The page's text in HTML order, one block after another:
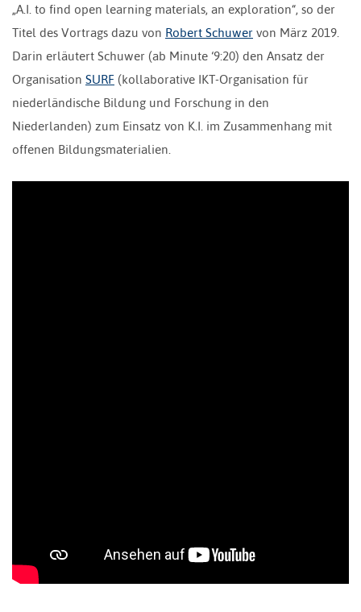
„A.I. to find open learning materials, an exploration“, so der
Titel des Vortrags dazu von Robert Schuwer von März 2019.
Darin erläutert Schuwer (ab Minute ‘9:20) den Ansatz der
Organisation SURF (kollaborative IKT-Organisation für
niederländische Bildung und Forschung in den
Niederlanden) zum Einsatz von K.I. im Zusammenhang mit
offenen Bildungsmaterialien.